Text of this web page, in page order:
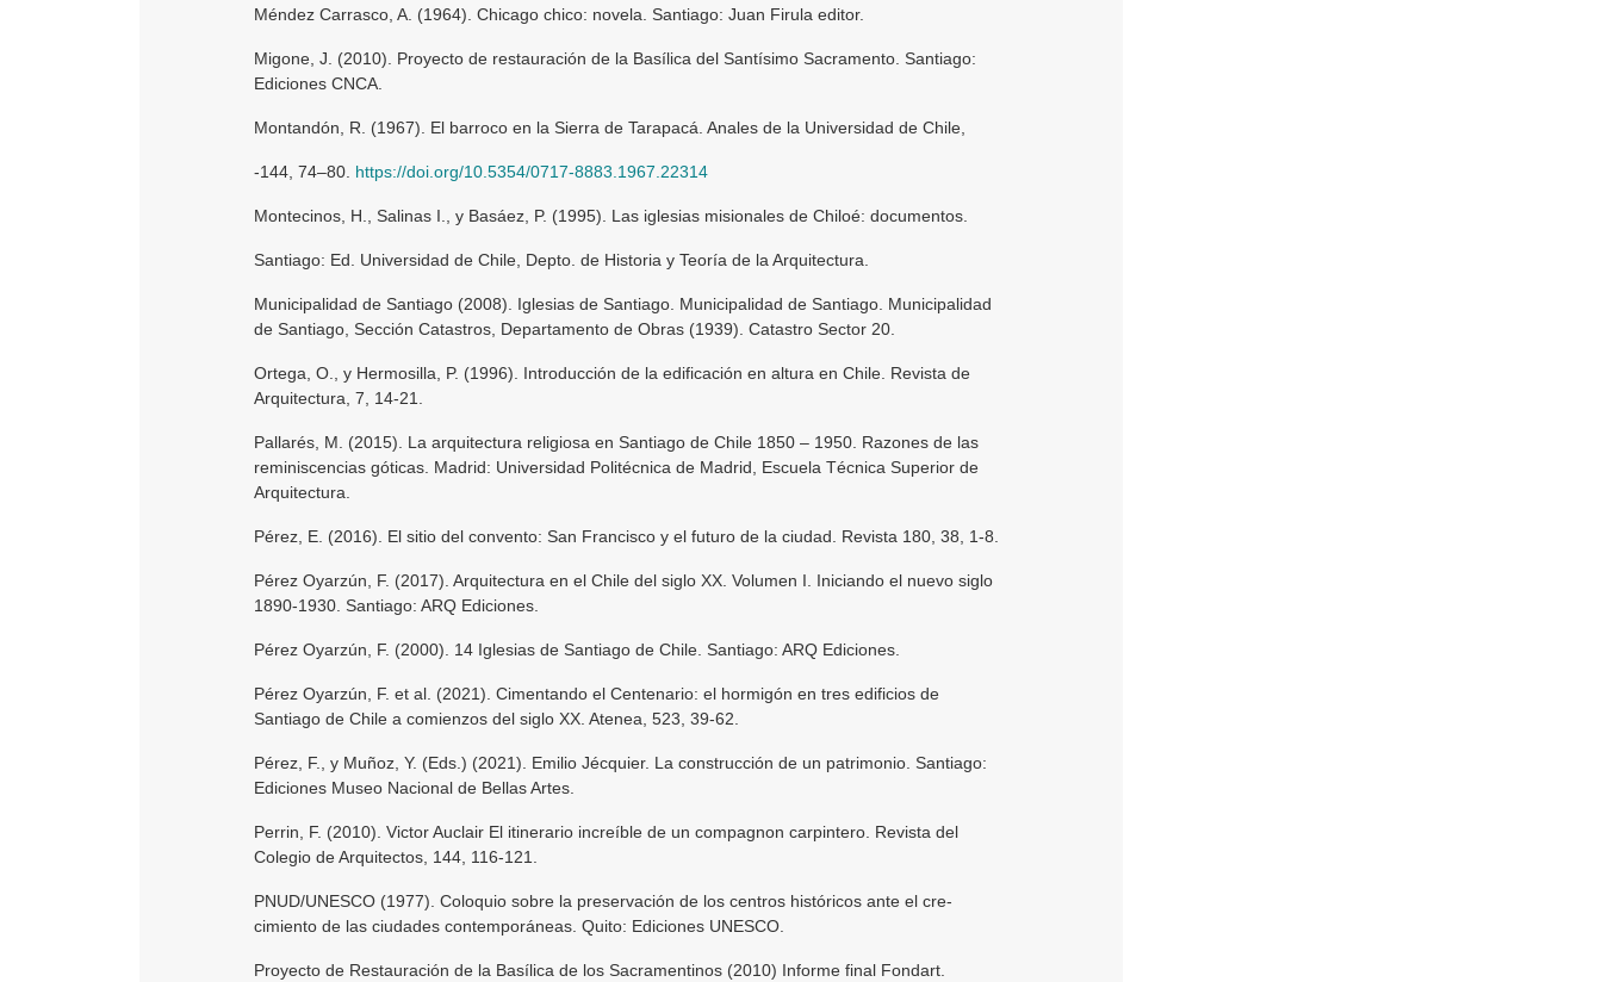
Méndez Carrasco, A. (1964). Chicago chico: novela. Santiago: Juan Firula editor.
Migone, J. (2010). Proyecto de restauración de la Basílica del Santísimo Sacramento. Santiago:
Ediciones CNCA.
Montandón, R. (1967). El barroco en la Sierra de Tarapacá. Anales de la Universidad de Chile,
-144, 74–80. https://doi.org/10.5354/0717-8883.1967.22314
Montecinos, H., Salinas I., y Basáez, P. (1995). Las iglesias misionales de Chiloé: documentos.
Santiago: Ed. Universidad de Chile, Depto. de Historia y Teoría de la Arquitectura.
Municipalidad de Santiago (2008). Iglesias de Santiago. Municipalidad de Santiago. Municipalidad
de Santiago, Sección Catastros, Departamento de Obras (1939). Catastro Sector 20.
Ortega, O., y Hermosilla, P. (1996). Introducción de la edificación en altura en Chile. Revista de
Arquitectura, 7, 14-21.
Pallarés, M. (2015). La arquitectura religiosa en Santiago de Chile 1850 – 1950. Razones de las
reminiscencias góticas. Madrid: Universidad Politécnica de Madrid, Escuela Técnica Superior de
Arquitectura.
Pérez, E. (2016). El sitio del convento: San Francisco y el futuro de la ciudad. Revista 180, 38, 1-8.
Pérez Oyarzún, F. (2017). Arquitectura en el Chile del siglo XX. Volumen I. Iniciando el nuevo siglo
1890-1930. Santiago: ARQ Ediciones.
Pérez Oyarzún, F. (2000). 14 Iglesias de Santiago de Chile. Santiago: ARQ Ediciones.
Pérez Oyarzún, F. et al. (2021). Cimentando el Centenario: el hormigón en tres edificios de
Santiago de Chile a comienzos del siglo XX. Atenea, 523, 39-62.
Pérez, F., y Muñoz, Y. (Eds.) (2021). Emilio Jécquier. La construcción de un patrimonio. Santiago:
Ediciones Museo Nacional de Bellas Artes.
Perrin, F. (2010). Victor Auclair El itinerario increíble de un compagnon carpintero. Revista del
Colegio de Arquitectos, 144, 116-121.
PNUD/UNESCO (1977). Coloquio sobre la preservación de los centros históricos ante el cre-
cimiento de las ciudades contemporáneas. Quito: Ediciones UNESCO.
Proyecto de Restauración de la Basílica de los Sacramentinos (2010) Informe final Fondart.